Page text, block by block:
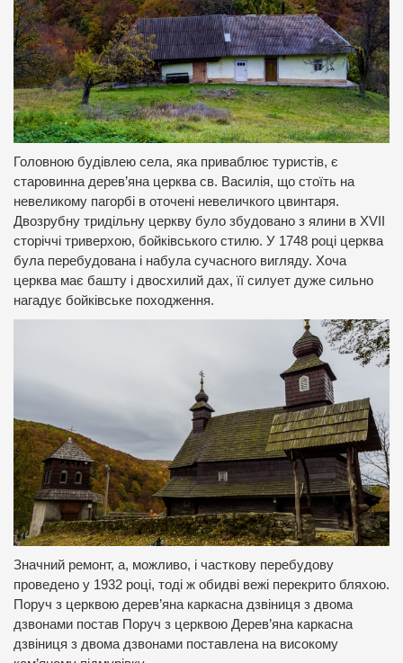
Головною будівлею села, яка приваблює туристів, є
старовинна дерев’яна церква св. Василія, що стоїть на
невеликому пагорбі в оточені невеличкого цвинтаря.
Двозрубну тридільну церкву було збудовано з ялини в XVII
сторіччі триверхою, бойківського стилю. У 1748 році церква
була перебудована і набула сучасного вигляду. Хоча
церква має башту і двосхилий дах, її силует дуже сильно
нагадує бойківське походження.
Значний ремонт, а, можливо, і часткову перебудову
проведено у 1932 році, тоді ж обидві вежі перекрито бляхою.
Поруч з церквою дерев’яна каркасна дзвіниця з двома
дзвонами постав Поруч з церквою Дерев’яна каркасна
дзвіниця з двома дзвонами поставлена на високому